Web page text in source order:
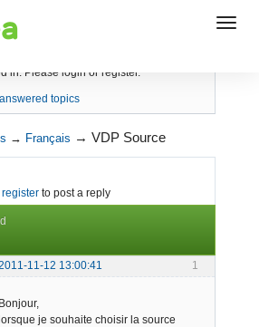
in. Please login or register.
topics
→ Français →VDP Source
register to post a reply
1
11-12 13:00:41
Bonjour,
je souhaite choisir la source